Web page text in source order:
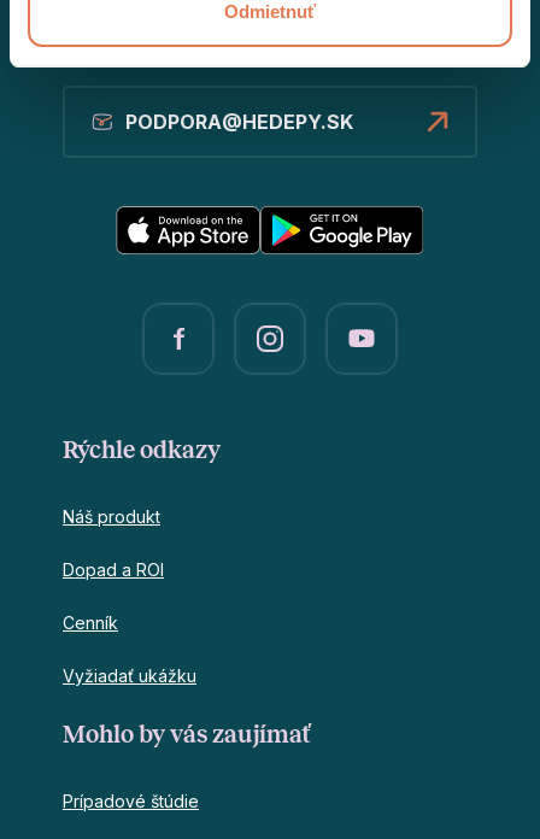
Odmietnuť
PODPORA@HEDEPY.SK
Rýchle odkazy
Náš produkt
Dopad a ROI
Cenník
Vyžiadať ukážku
Mohlo by vás zaujímať
Prípadové štúdie